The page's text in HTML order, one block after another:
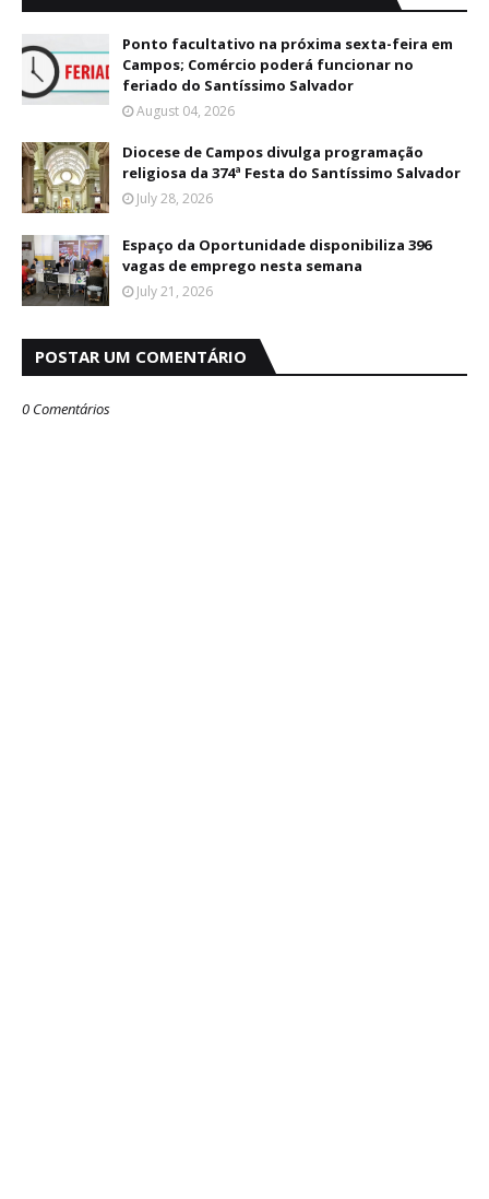
Ponto facultativo na próxima sexta-feira em
Campos; Comércio poderá funcionar no
feriado do Santíssimo Salvador
August 04, 2026
Diocese de Campos divulga programação
religiosa da 374ª Festa do Santíssimo Salvador
July 28, 2026
Espaço da Oportunidade disponibiliza 396
vagas de emprego nesta semana
July 21, 2026
POSTAR UM COMENTÁRIO
0 Comentários